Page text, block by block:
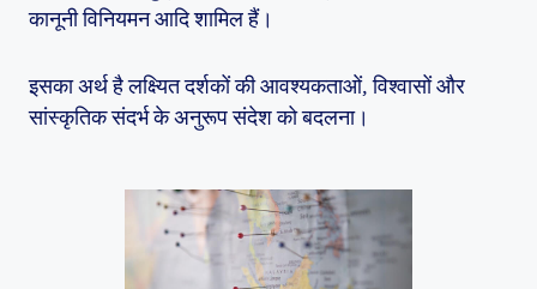
कानूनी विनियमन आदि शामिल हैं।
इसका अर्थ है लक्ष्यित दर्शकों की आवश्यकताओं, विश्वासों और
सांस्कृतिक संदर्भ के अनुरूप संदेश को बदलना।